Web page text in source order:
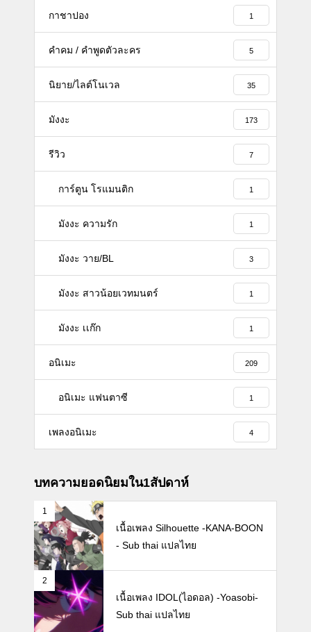
กาชาปอง 1
คำคม / คำพูดตัวละคร 5
นิยาย/ไลต์โนเวล 35
มังงะ 173
รีวิว 7
การ์ตูน โรแมนติก 1
มังงะ ความรัก 1
มังงะ วาย/BL 3
มังงะ สาวน้อยเวทมนตร์ 1
มังงะ เเก๊ก 1
อนิเมะ 209
อนิเมะ แฟนตาซี 1
เพลงอนิเมะ 4
บทความยอดนิยมใน1สัปดาห์
1
เนื้อเพลง Silhouette -KANA-BOON
- Sub thai แปลไทย
2
เนื้อเพลง IDOL(ไอดอล) -Yoasobi-
Sub thai แปลไทย